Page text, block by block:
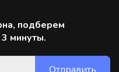
подберем
минуты.